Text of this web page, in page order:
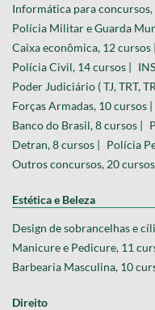
Informática para concursos,
Polícia Militar e Guarda
Caixa econômica, 12 cursos |
Polícia Civil, 14 cursos |
Poder Judiciário ( TJ, TRT,
Forças Armadas, 10 cursos |
Banco do Brasil, 8 cursos |
Detran, 8 cursos | Polícia
Outros concursos, 20
Estética e Beleza
Design de sobrancelhas e
Manicure e Pedicure, 11
Barbearia Masculina, 10
Direito